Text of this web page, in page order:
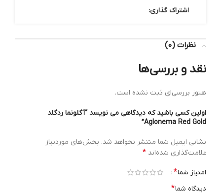
اشتراک گذاری:
نظرات (0)
نقد و بررسی‌ها
هنوز بررسی‌ای ثبت نشده است.
اولین کسی باشید که دیدگاهی می نویسد “آگلونما ردگلد
Aglonema Red Gold”
نشانی ایمیل شما منتشر نخواهد شد. بخش‌های موردنیاز
علامت‌گذاری شده‌اند *
امتیاز شما*
دیدگاه شما*